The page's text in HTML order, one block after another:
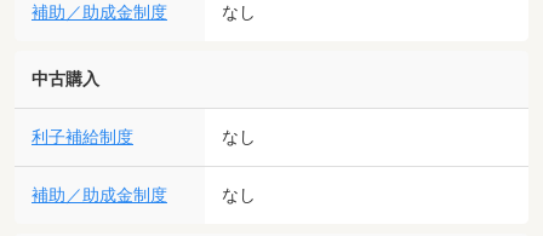
補助／助成金制度 なし
中古購入
利子補給制度 なし
補助／助成金制度 なし